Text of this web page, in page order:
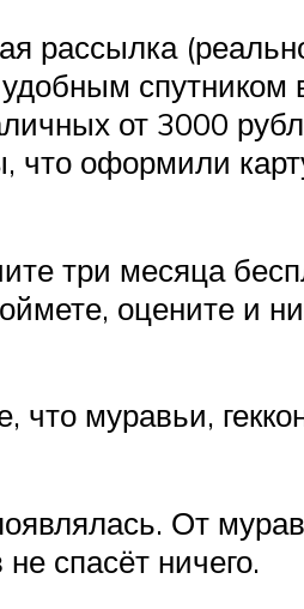
рассылка
от 3000
что оформили
три месяца
оцените и
муравьи,
От
спасёт ничего.